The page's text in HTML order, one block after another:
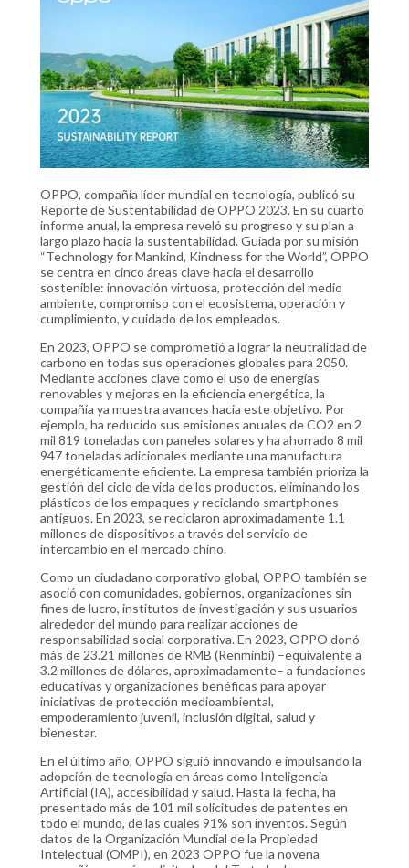
OPPO, compañía líder mundial en tecnología, publicó su
Reporte de Sustentabilidad de OPPO 2023. En su cuarto
informe anual, la empresa reveló su progreso y su plan a
largo plazo hacia la sustentabilidad. Guiada por su misión
“Technology for Mankind, Kindness for the World”, OPPO
se centra en cinco áreas clave hacia el desarrollo
sostenible: innovación virtuosa, protección del medio
ambiente, compromiso con el ecosistema, operación y
cumplimiento, y cuidado de los empleados.
En 2023, OPPO se comprometió a lograr la neutralidad de
carbono en todas sus operaciones globales para 2050.
Mediante acciones clave como el uso de energías
renovables y mejoras en la eficiencia energética, la
compañía ya muestra avances hacia este objetivo. Por
ejemplo, ha reducido sus emisiones anuales de CO2 en 2
mil 819 toneladas con paneles solares y ha ahorrado 8 mil
947 toneladas adicionales mediante una manufactura
energéticamente eficiente. La empresa también prioriza la
gestión del ciclo de vida de los productos, eliminando los
plásticos de los empaques y reciclando smartphones
antiguos. En 2023, se reciclaron aproximadamente 1.1
millones de dispositivos a través del servicio de
intercambio en el mercado chino.
Como un ciudadano corporativo global, OPPO también se
asoció con comunidades, gobiernos, organizaciones sin
fines de lucro, institutos de investigación y sus usuarios
alrededor del mundo para realizar acciones de
responsabilidad social corporativa. En 2023, OPPO donó
más de 23.21 millones de RMB (Renminbi) –equivalente a
3.2 millones de dólares, aproximadamente– a fundaciones
educativas y organizaciones benéficas para apoyar
iniciativas de protección medioambiental,
empoderamiento juvenil, inclusión digital, salud y
bienestar.
En el último año, OPPO siguió innovando e impulsando la
adopción de tecnología en áreas como Inteligencia
Artificial (IA), accesibilidad y salud. Hasta la fecha, ha
presentado más de 101 mil solicitudes de patentes en
todo el mundo, de las cuales 91% son inventos. Según
datos de la Organización Mundial de la Propiedad
Intelectual (OMPI), en 2023 OPPO fue la novena